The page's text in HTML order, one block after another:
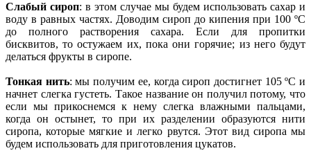
Слабый сироп: в этом случае мы будем использовать сахар и
воду в равных частях. Доводим сироп до кипения при 100 ºC
до полного растворения сахара. Если для пропитки
бисквитов, то остужаем их, пока они горячие; из него будут
делаться фрукты в сиропе.
Тонкая нить: мы получим ее, когда сироп достигнет 105 ºC и
начнет слегка густеть. Такое название он получил потому, что
если мы прикоснемся к нему слегка влажными пальцами,
когда он остынет, то при их разделении образуются нити
сиропа, которые мягкие и легко рвутся. Этот вид сиропа мы
будем использовать для приготовления цукатов.